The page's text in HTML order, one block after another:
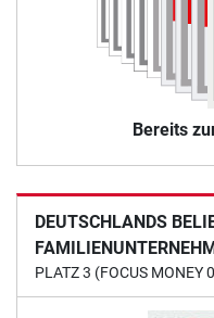
Bereits
DEUTSCHLANDS
PLATZ 3 (FOCUS MONEY